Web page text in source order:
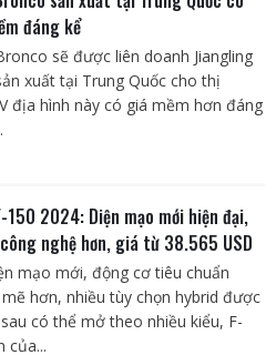
đáng kể
sẽ được liên doanh Jiangling
xuất tại Trung Quốc cho thị
địa hình này có giá mềm hơn đáng
150 2024: Diện mạo mới hiện đại,
nghệ hơn, giá từ 38.565 USD
mạo mới, động cơ tiêu chuẩn
hơn, nhiều tùy chọn hybrid được
có thể mở theo nhiều kiểu, F-
của...